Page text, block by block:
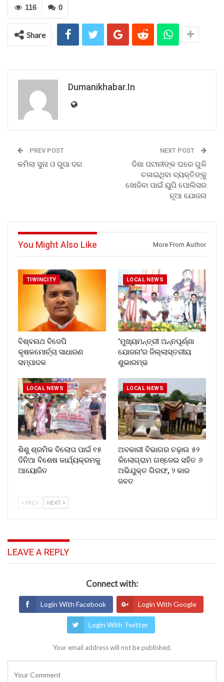
0
116
Share
Dumanikhabar.in
PREV POST
କମିଲା ସୁନା ଓ ରୁପା ଦର
NEXT POST
ଦିଶା ପଟାନୀଙ୍କ ଘରେ ଗୁଳି
ଚଳାଇଥିବା ବ୍ୟକ୍ତିଙ୍କୁ
ଖୋଜିବା ପାଇଁ ୟୁପି ପୋଲିସର
ନୂଆ ଯୋଜନା
You Might Also Like More From Author
TIWINCITY
ବିଶ୍ବନାଥ ବିଜେପି
କୃଷକମୋର୍ଚ୍ଚା ସାଧାରଣ
ସମ୍ପାଦକ
LOCAL NEWS
‘ମୁଖ୍ୟମନ୍ତ୍ରୀ ଅନ୍ନପୂର୍ଣ୍ଣା
ଯୋଜନା’ର ଜିଲ୍ଲାସ୍ତରୀୟ
ଶୁଭାରମ୍ଭ
LOCAL NEWS
ଶିଶୁ ଶ୍ରମିକ ବିଲୋପ ପାଇଁ ୧୫
ଦିନିଆ ବିଶେଷ କାର୍ଯ୍ୟକ୍ରମକୁ
ଆୟୋଜିତ
LOCAL NEWS
ଅବକାରୀ ବିଭାଗର ଚଢ଼ାଉ ୫୨
କିଲୋଗ୍ରାମ ଗଞ୍ଜେଇ ସହିତ ୬
ଅଭିଯୁକ୍ତ ଗିରଫ, ୨ କାର
ଜବତ
PREV NEXT
LEAVE A REPLY
Connect with:
Login With Facebook Login With Google
Login With Twitter
Your email address will not be published.